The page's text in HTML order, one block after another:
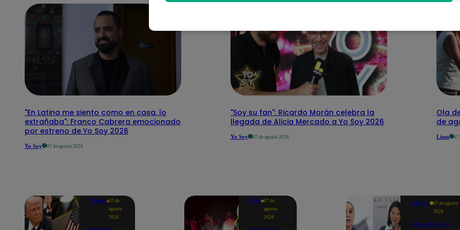
"En Latina me siento como en casa, lo
extrañaba": Franco Cabrera emocionado
por estreno de Yo Soy 2026
Yo Soy 07 de agosto 2026
"Soy su fan": Ricardo Morán celebra la
llegada de Alicia Mercado a Yo Soy 2026
Yo Soy 07 de agosto 2026
Ola
de
Lima 07
Mundo 07 de
agosto
2026
Perú 07 de
agosto
2026
Política
07 de agosto
2026
Perú y México